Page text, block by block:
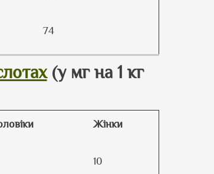
74
(у мг на 1 кг
Жінки
10